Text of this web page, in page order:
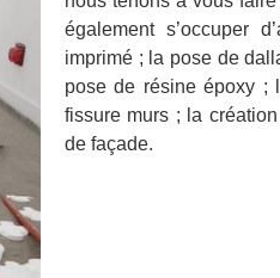
également s’occuper
imprimé ; la pose de
pose de résine époxy ;
fissure murs ; la
de façade.